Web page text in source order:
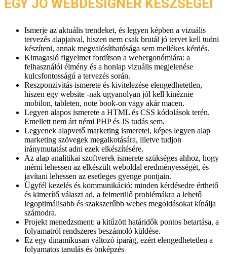
EGY JÓ WEBDESIGNER KÉSZSÉGEI
Ismerje az aktuális trendeket, és legyen képben a vizuális
tervezés alapjaival, hiszen nem csak brutál jó tervet kell tudni
készíteni, annak megvalósíthatósága sem mellékes kérdés.
Kimagasló figyelmet fordítson a webergonómiára: a
felhasználói élmény és a honlap vizuális megjelenése
kulcsfontosságú a tervezés során.
Reszponzivitás ismerete és kivitelezése elengedhetetlen,
hiszen egy website -nak ugyanolyan jól kell kinéznie
mobilon, tableten, note book-on vagy akár macen.
Legyen alapos ismerete a HTML és CSS kódolások terén.
Emellett nem árt némi PHP és JS tudás sem.
Legyenek alapvető marketing ismeretei, képes legyen alap
marketing szövegek megalkotására, illetve tudjon
iránymutatást adni ezek elkészítésére.
Az alap analitikai szoftverek ismerete szükséges ahhoz, hogy
mérni lehessen az elkészült weboldal eredményességét, és
javítani lehessen az esetleges gyenge pontjain.
Ügyfél kezelés és kommunikáció: minden kérdésedre érthető
és kimerítő választ ad, a felmerülő problémákra a lehető
legoptimálisabb és szakszerűbb webes megoldásokat kínálja
számodra.
Projekt menedzsment: a kitűzött határidők pontos betartása, a
folyamatról rendszeres beszámoló küldése.
Ez egy dinamikusan változó iparág, ezért elengedhetetlen a
folyamatos tanulás és önképzés